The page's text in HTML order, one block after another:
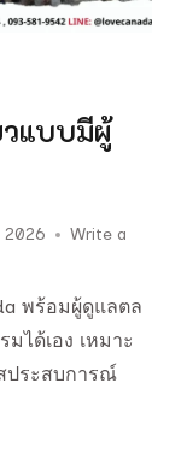
วแบบมีผู้
2026
Write a
พร้อมผู้ดูแลตล
ได้เอง เหมาะ
ประสบการณ์